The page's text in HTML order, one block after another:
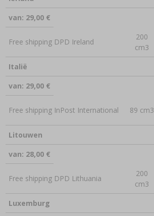
van: 29,00 €
Free shipping DPD Ireland
200
cm3
Italië
van: 29,00 €
Free shipping InPost International 89 cm3
Litouwen
van: 28,00 €
Free shipping DPD Lithuania
200
cm3
Luxemburg